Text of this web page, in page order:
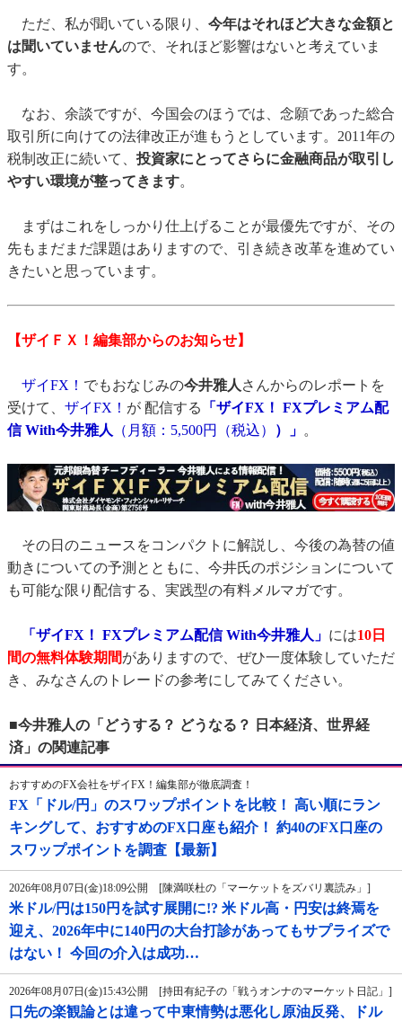
ただ、私が聞いている限り、 今年はそれほど大きな金額と
は聞いていませんので、それほど影響はないと考えていま
す。
なお、余談ですが、今国会のほうでは、念願であった総合
取引所に向けての法律改正が進もうとしています。2011年の
税制改正に続いて、 投資家にとってさらに金融商品が取引し
やすい環境が整ってきます。
まずはこれをしっかり仕上げることが最優先ですが、その
先もまだまだ課題はありますので、引き続き改革を進めてい
きたいと思っています。
【ザイＦＸ！編集部からのお知らせ】
ザイFX！ でもおなじみの今井雅人 さんからのレポートを
受けて、 ザイFX！ が 配信する
「ザイFX！ FXプレミアム配
信 With今井雅人
（月額：5,500円（税込） ）」 。
その日のニュースをコンパクトに解説し、今後の為替の値
動きについての予測とともに、今井氏のポジションについて
も可能な限り配信する、実践型の有料メルマガです。
「ザイFX！ FXプレミアム配信 With今井雅人」 には10日
間の無料体験期間がありますので、ぜひ一度体験していただ
き、みなさんのトレードの参考にしてみてください。
■今井雅人の「どうする？ どうなる？ 日本経済、世界経
済」の関連記事
おすすめのFX会社をザイFX！編集部が徹底調査！
FX「ドル/円」のスワップポイントを比較！ 高い順にラン
キングして、おすすめのFX口座も紹介！ 約40のFX口座の
スワップポイントを調査【最新】
2026年08月07日(金)18:09公開 [陳満咲杜の「マーケットをズバリ裏読み」]
米ドル/円は150円を試す展開に!? 米ドル高・円安は終焉を
迎え、2026年中に140円の大台打診があってもサプライズで
はない！ 今回の介入は成功…
2026年08月07日(金)15:43公開 [持田有紀子の「戦うオンナのマーケット日記」]
口先の楽観論とは違って中東情勢は悪化し原油反発、ドル